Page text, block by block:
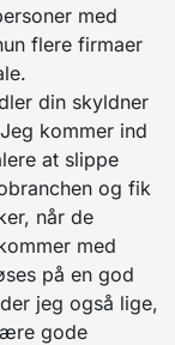
med
flere firmaer
din skyldner
kommer ind
at slippe
og fik
når de
med
på en god
jeg også lige,
gode